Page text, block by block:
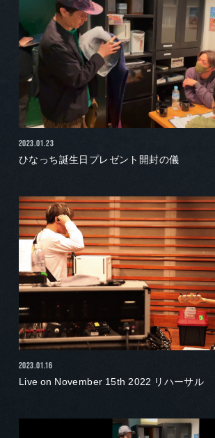
2023.01.23
ひなっち誕生日プレゼント開封の儀
2023.01.16
Live on November 15th 2022 リハーサル